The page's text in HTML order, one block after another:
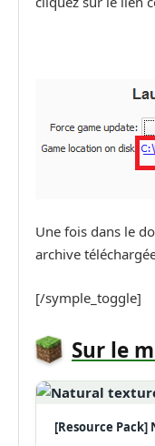
Une fois dans le
archive
[/symple_toggle]
Sur le
[Resource Pack]